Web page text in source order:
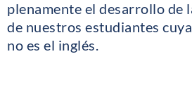
plenamente el desarrollo de
de nuestros estudiantes
no es el inglés.